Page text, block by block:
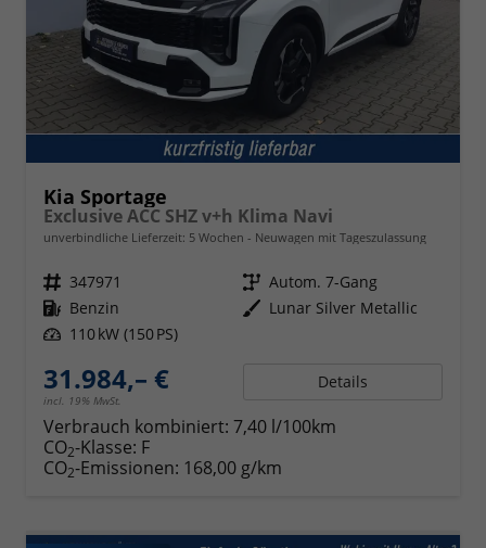
Kia Sportage
Exclusive ACC SHZ v+h Klima Navi
unverbindliche Lieferzeit: 5 Wochen Neuwagen mit Tageszulassung
Fahrzeugnr. 347971 Getriebe Autom. 7-Gang
Kraftstoff Benzin Außenfarbe Lunar Silver Metallic
Leistung 110 kW (150 PS)
31.984,– €
incl. 19% MwSt.
Details
Verbrauch kombiniert: 7,40 l/100km
CO2-Klasse: F
CO2-Emissionen: 168,00 g/km